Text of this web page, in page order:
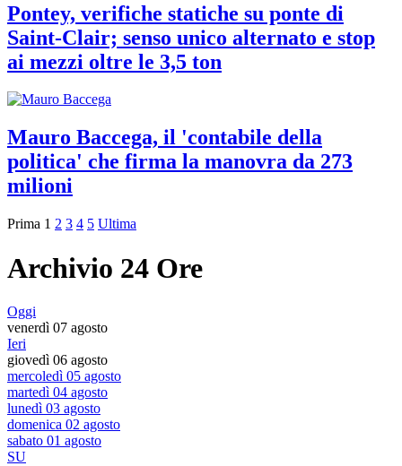
Pontey, verifiche statiche su ponte di
Saint-Clair; senso unico alternato e stop
ai mezzi oltre le 3,5 ton
Mauro Baccega, il 'contabile della
politica' che firma la manovra da 273
milioni
Prima 1 2 3 4 5 Ultima
Archivio 24 Ore
Oggi
venerdì 07 agosto
Ieri
giovedì 06 agosto
mercoledì 05 agosto
martedì 04 agosto
lunedì 03 agosto
domenica 02 agosto
sabato 01 agosto
SU